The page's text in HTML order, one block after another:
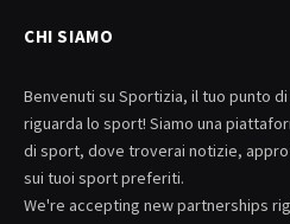
CHI SIAMO
Benvenuti su Sportizia, il tuo punto
riguarda lo sport! Siamo una
di sport, dove troverai notizie,
sui tuoi sport preferiti.
We're accepting new partnerships